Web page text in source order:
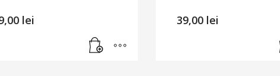
lei 39,00 lei